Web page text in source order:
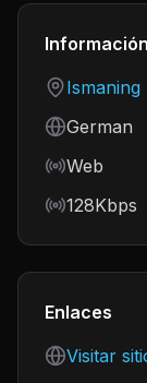
Información
Country
Ismaning
Language
German
Frequency
Web
Bitrate
128Kbps
Enlaces
Visitar